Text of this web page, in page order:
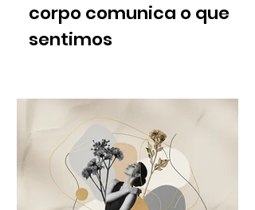
corpo comunica o que
sentimos